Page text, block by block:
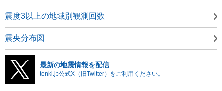
震度3以上の地域別観測回数
震央分布図
最新の地震情報を配信
tenki.jp公式X（旧Twitter）をご利用ください。